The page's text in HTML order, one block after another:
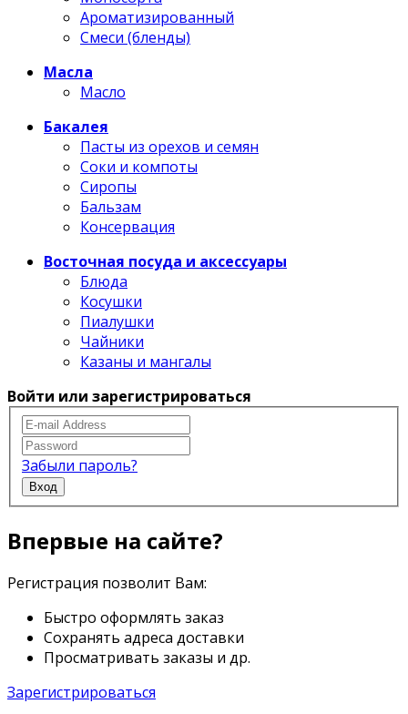
Ароматизированный
Смеси (бленды)
Масла
Масло
Бакалея
Пасты из орехов и семян
Соки и компоты
Сиропы
Бальзам
Консервация
Восточная посуда и аксессуары
Блюда
Косушки
Пиалушки
Чайники
Казаны и мангалы
Войти или зарегистрироваться
Забыли пароль?
Вход
Впервые на сайте?
Регистрация позволит Вам:
Быстро оформлять заказ
Сохранять адреса доставки
Просматривать заказы и др.
Зарегистрироваться